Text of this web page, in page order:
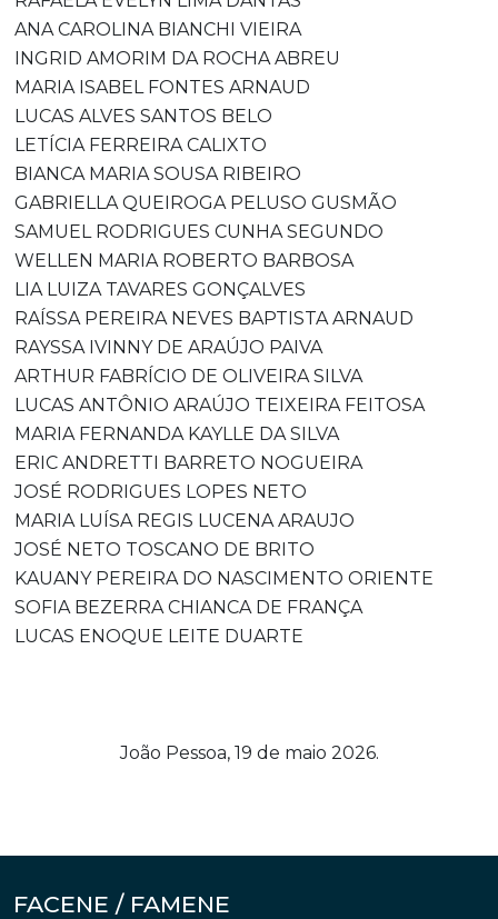
ANA CAROLINA BIANCHI VIEIRA
INGRID AMORIM DA ROCHA ABREU
MARIA ISABEL FONTES ARNAUD
LUCAS ALVES SANTOS BELO
LETÍCIA FERREIRA CALIXTO
BIANCA MARIA SOUSA RIBEIRO
GABRIELLA QUEIROGA PELUSO GUSMÃO
SAMUEL RODRIGUES CUNHA SEGUNDO
WELLEN MARIA ROBERTO BARBOSA
LIA LUIZA TAVARES GONÇALVES
RAÍSSA PEREIRA NEVES BAPTISTA ARNAUD
RAYSSA IVINNY DE ARAÚJO PAIVA
ARTHUR FABRÍCIO DE OLIVEIRA SILVA
LUCAS ANTÔNIO ARAÚJO TEIXEIRA FEITOSA
MARIA FERNANDA KAYLLE DA SILVA
ERIC ANDRETTI BARRETO NOGUEIRA
JOSÉ RODRIGUES LOPES NETO
MARIA LUÍSA REGIS LUCENA ARAUJO
JOSÉ NETO TOSCANO DE BRITO
KAUANY PEREIRA DO NASCIMENTO ORIENTE
SOFIA BEZERRA CHIANCA DE FRANÇA
LUCAS ENOQUE LEITE DUARTE
João Pessoa, 19 de maio 2026.
FACENE / FAMENE